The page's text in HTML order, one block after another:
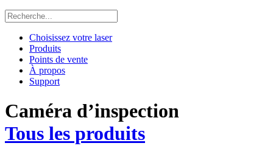
Choisissez votre laser
Produits
Points de vente
À propos
Support
Caméra d’inspection
Tous les produits